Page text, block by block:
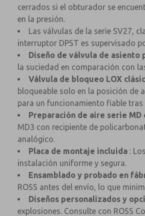
cerrados si el obturador se
en la presión.
Las válvulas de la serie SV27,
interruptor DPST es supervisado
Diseño de válvula de asiento
la suciedad en comparación con
Válvula de bloqueo LOX
bloqueable solo en la posición de
para un funcionamiento fiable
Preparación de aire serie
MD3 con recipiente de
analógico.
Placa de montaje incluida :
instalación uniforme y segura.
Ensamblado y probado en
ROSS antes del envío, lo que
Diseños personalizados y
explosiones. Consulte con ROSS